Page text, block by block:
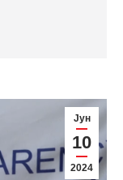
Јун
10
2024